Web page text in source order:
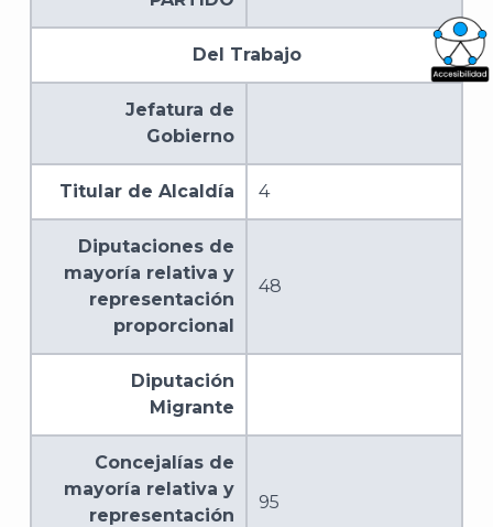
Del Trabajo
Jefatura de
Gobierno
Titular de Alcaldía 4
Diputaciones de
mayoría relativa y
representación
proporcional
48
Diputación
Migrante
Concejalías de
mayoría relativa y
representación
95